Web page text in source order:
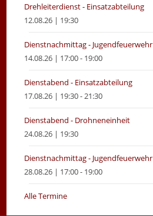
Drehleiterdienst - Einsatzabteilung
12.08.26 | 19:30
Dienstnachmittag - Jugendfeuerwehr
14.08.26 | 17:00 - 19:00
Dienstabend - Einsatzabteilung
17.08.26 | 19:30 - 21:30
Dienstabend - Drohneneinheit
24.08.26 | 19:30
Dienstnachmittag - Jugendfeuerwehr
28.08.26 | 17:00 - 19:00
Alle Termine